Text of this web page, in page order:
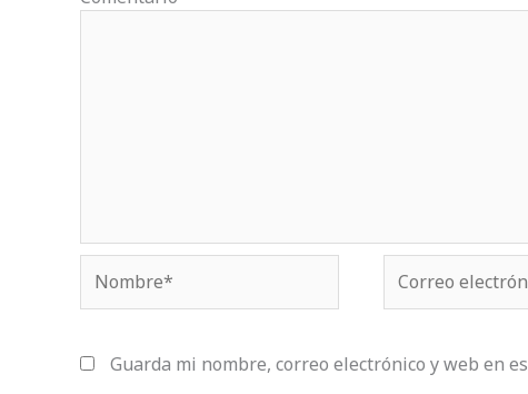
electrónico*
Guarda mi nombre, correo electrónico y web en